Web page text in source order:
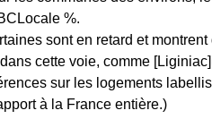
%.
sont en retard et
cette voie, comme
sur les logements
à la France entière.)